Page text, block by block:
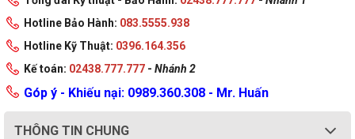
Hotline Bảo Hành: 083.5555.938
Hotline Kỹ Thuật: 0396.164.356
Kế toán: 02438.777.777 - Nhánh 2
Góp ý - Khiếu nại: 0989.360.308 - Mr. Huấn
THÔNG TIN CHUNG